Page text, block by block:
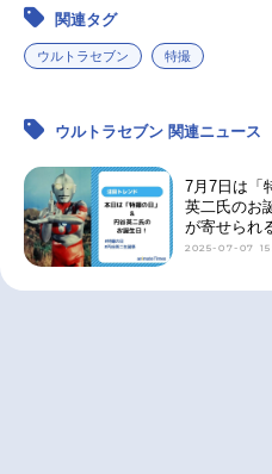
関連タグ
ウルトラセブン 特撮
ウルトラセブン 関連ニュース
7月7日は「
英二氏のお
が寄せられ
2025-07-07